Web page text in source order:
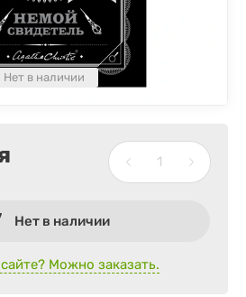
Нет в наличии
Нет в наличии
Можно заказать.